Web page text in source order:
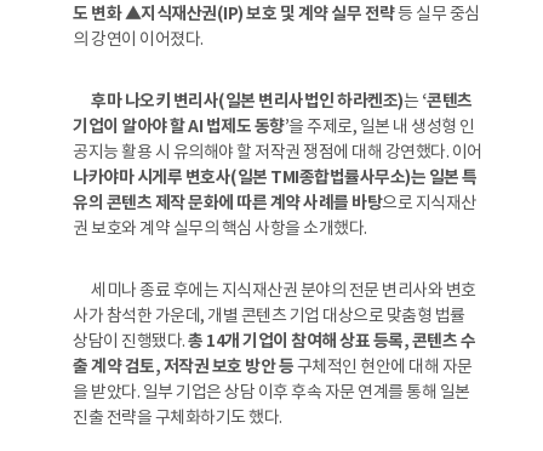
도 변화 ▲지식재산권(IP) 보호 및 계약 실무 전략등 실무 중심
의 강연이 이어졌다.
후마 나오키 변리사(일본 변리사법인 하라켄조)는 ‘콘텐츠
기업이 알아야 할 AI 법제도 동향’을 주제로, 일본 내 생성형 인
공지능 활용 시 유의해야 할 저작권 쟁점에 대해 강연했다. 이어
나카야마 시게루 변호사(일본 TMI종합법률사무소)는 일본 특
유의 콘텐츠 제작 문화에 따른 계약 사례를 바탕으로 지식재산
권 보호와 계약 실무의 핵심 사항을 소개했다.
세미나 종료 후에는 지식재산권 분야의 전문 변리사와 변호
사가 참석한 가운데, 개별 콘텐츠 기업 대상으로 맞춤형 법률
상담이 진행됐다.총 14개 기업이 참여해 상표 등록, 콘텐츠 수
출 계약 검토, 저작권 보호 방안 등구체적인 현안에 대해 자문
을 받았다. 일부 기업은 상담 이후 후속 자문 연계를 통해 일본
진출 전략을 구체화하기도 했다.